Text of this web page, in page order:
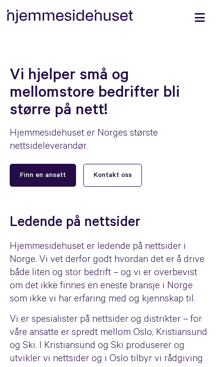
Vi hjelper små og
mellomstore bedrifter bli
større på nett!
Hjemmesidehuset er Norges største
nettsideleverandør.
Finn en ansatt Kontakt oss
Ledende på nettsider
Hjemmesidehuset er ledende på nettsider i
Norge. Vi vet derfor godt hvordan det er å drive
både liten og stor bedrift – og vi er overbevist
om det ikke finnes en eneste bransje i Norge
som ikke vi har erfaring med og kjennskap til.
Vi er spesialister på nettsider og distrikter – for
våre ansatte er spredt mellom Oslo, Kristiansund
og Ski. I Kristiansund og Ski produserer og
utvikler vi nettsider og i Oslo tilbyr vi rådgiving